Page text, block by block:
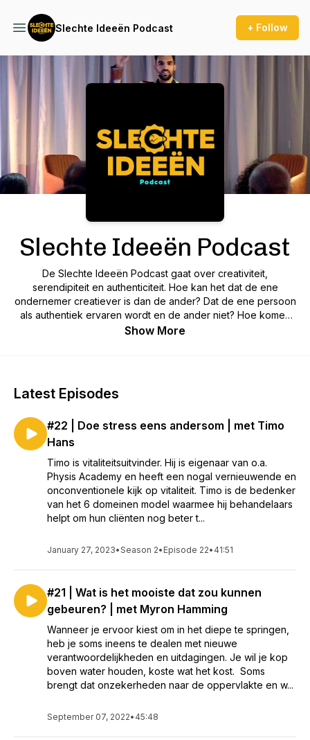
Slechte Ideeën Podcast + Follow
Podcast Background Image
Slechte Ideeën Podcast
De Slechte Ideeën Podcast gaat over creativiteit,
serendipiteit en authenticiteit. Hoe kan het dat de ene
ondernemer creatiever is dan de ander? Dat de ene persoon
als authentiek ervaren wordt en de ander niet? Hoe komen
creatievelingen op nieuwe ideeën en hoe zorgen ze dat ze
Show More
Latest Episodes
#22 | Doe stress eens andersom | met Timo
Hans
Timo is vitaliteitsuitvinder. Hij is eigenaar van o.a.
Physis Academy en heeft een nogal vernieuwende en
onconventionele kijk op vitaliteit. Timo is de bedenker
van het 6 domeinen model waarmee hij behandelaars
helpt om hun cliënten nog beter t...
January 27, 2023•Season 2• Episode 22• 41:51
#21 | Wat is het mooiste dat zou kunnen
gebeuren? | met Myron Hamming
Wanneer je ervoor kiest om in het diepe te springen,
heb je soms ineens te dealen met nieuwe
verantwoordelijkheden en uitdagingen. Je wil je kop
boven water houden, koste wat het kost. Soms
brengt dat onzekerheden naar de oppervlakte en w...
September 07, 2022• 45:48